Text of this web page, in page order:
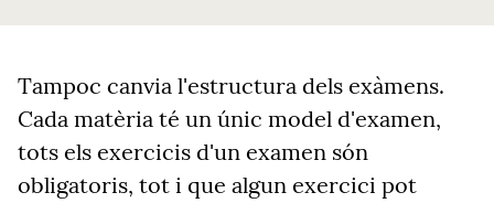
Tampoc canvia l'estructura dels exàmens.
Cada matèria té un únic model d'examen,
tots els exercicis d'un examen són
obligatoris, tot i que algun exercici pot